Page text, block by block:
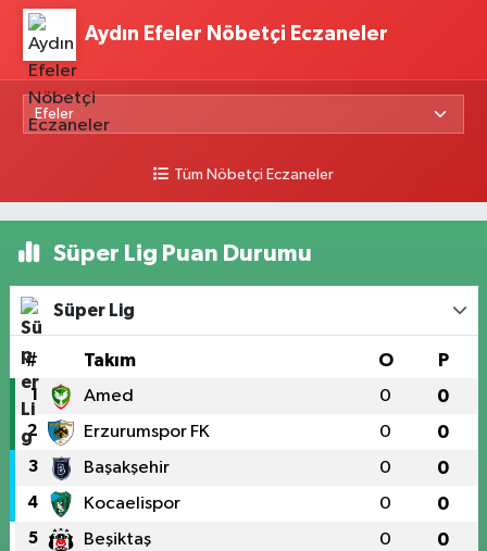
Aydın Efeler Nöbetçi Eczaneler
Tüm Nöbetçi Eczaneler
Süper Lig Puan Durumu
Süper Lig
# Takım O P
1 Amed 0 0
2 Erzurumspor FK 0 0
3 Başakşehir 0 0
4 Kocaelispor 0 0
5 Beşiktaş 0 0